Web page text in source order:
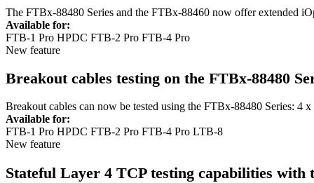
The FTBx-88480 Series and the FTBx-88460 now offer extended
Available for:
FTB-1 Pro HPDC FTB-2 Pro FTB-4 Pro
New feature
Breakout cables testing on the FTBx-88480
Breakout cables can now be tested using the FTBx-88480 Series: 4
Available for:
FTB-1 Pro HPDC FTB-2 Pro FTB-4 Pro LTB-8
New feature
Stateful Layer 4 TCP testing capabilities with